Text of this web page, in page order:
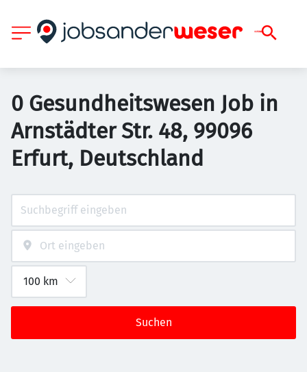
0 Gesundheitswesen Job in
Arnstädter Str. 48, 99096
Erfurt, Deutschland
Suchen